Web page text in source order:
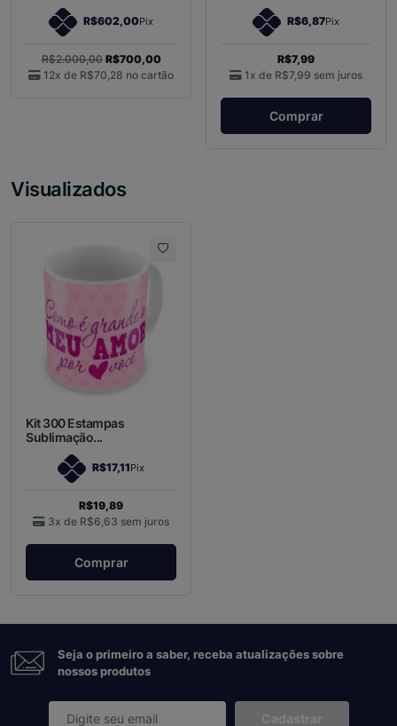
R$602,00Pix
R$2.000,00 R$700,00
12x de R$70,28 no cartão
R$6,87Pix
R$7,99
1x de R$7,99 sem juros
Comprar
Visualizados
Kit 300 Estampas
Sublimação...
R$17,11Pix
R$19,89
3x de R$6,63 sem juros
Comprar
Seja o primeiro a saber, receba atualizações sobre
nossos produtos
Cadastrar